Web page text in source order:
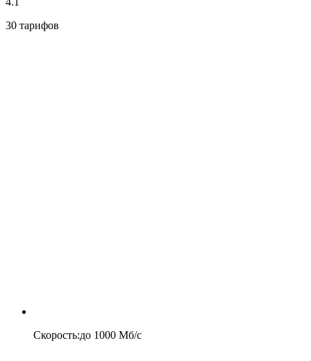
30 тарифов
Скорость:до 1000 Мб/c